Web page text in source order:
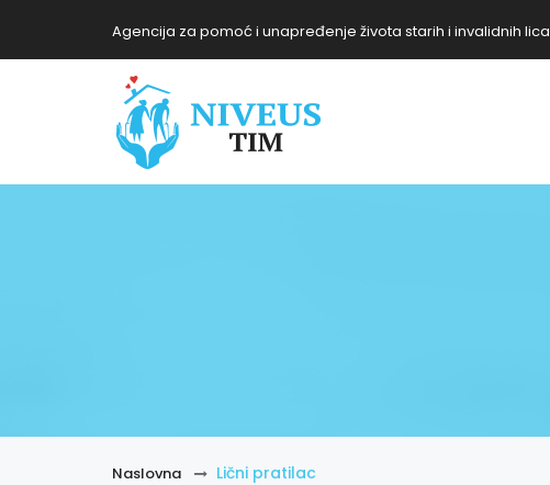
Agencija za pomoć i unapređenje života starih i invalidnih lica
Naslovna Lični pratilac